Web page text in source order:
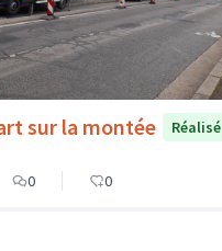
sur la montée
Réalisé
0 0